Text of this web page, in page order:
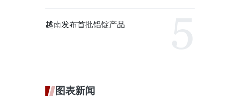
越南发布首批铝锭产品
图表新闻